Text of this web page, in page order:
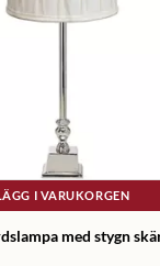
I VARUKORGEN
med stygn